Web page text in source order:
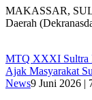
MAKASSAR,
Daerah
MTQ XXXI Sultra
Ajak Masyarakat
News9 Juni 2026 |